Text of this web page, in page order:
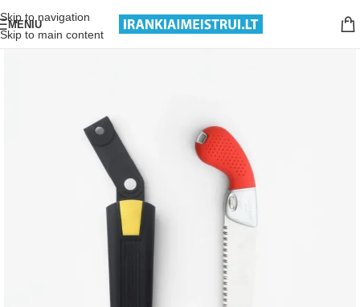
Skip to navigation
Skip to main content
MENIU